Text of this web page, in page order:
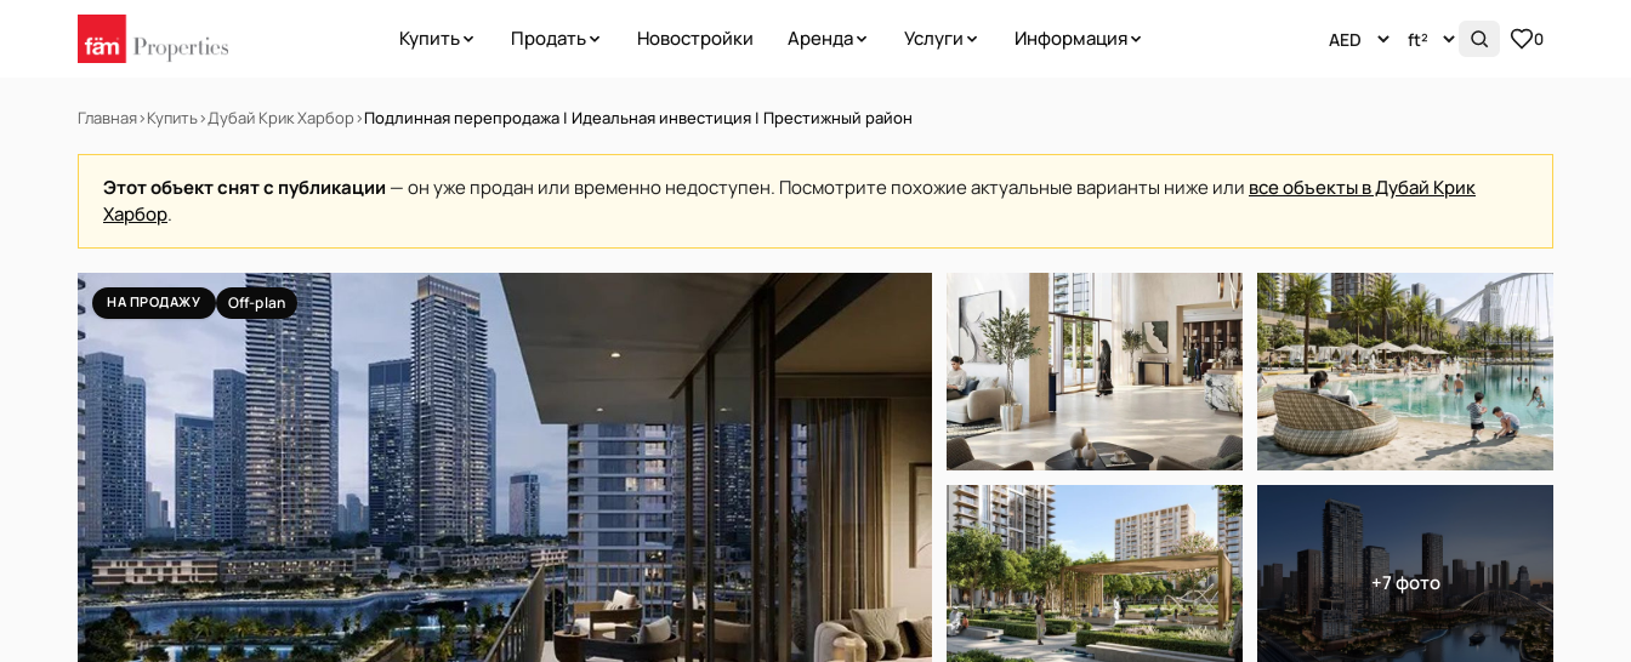
Купить Продать Новостройки Аренда Услуги Информация 0
Главная›Купить›Дубай Крик Харбор›Подлинная перепродажа | Идеальная инвестиция | Престижный район
Этот объект снят с публикации — он уже продан или временно недоступен. Посмотрите похожие актуальные варианты ниже или все объекты в Дубай Крик
Харбор.
НА ПРОДАЖУ Off-plan
+7 фото